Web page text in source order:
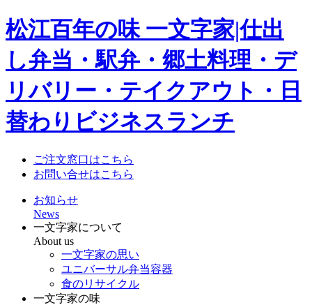
松江百年の味 一文字家|仕出
し弁当・駅弁・郷土料理・デ
リバリー・テイクアウト・日
替わりビジネスランチ
ご注文窓口はこちら
お問い合せはこちら
お知らせ
News
一文字家について
About us
一文字家の思い
ユニバーサル弁当容器
食のリサイクル
一文字家の味